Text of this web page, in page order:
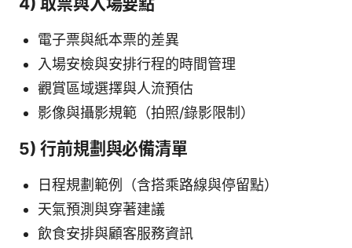
電子票與紙本票的差異
入場安檢與安排行程的時間管理
觀賞區域選擇與人流預估
影像與攝影規範（拍照/錄影限制）
5) 行前規劃與必備清單
日程規劃範例（含搭乘路線與停留點）
天氣預測與穿著建議
飲食安排與顧客服務資訊